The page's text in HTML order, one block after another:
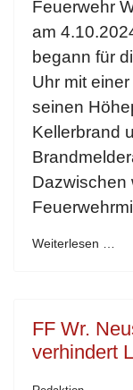
Feuerwehr
am
begann für
Uhr mit
seinen
Kellerbrand
Dazwischen
Weiterlesen …
FF Wr.
verhindert